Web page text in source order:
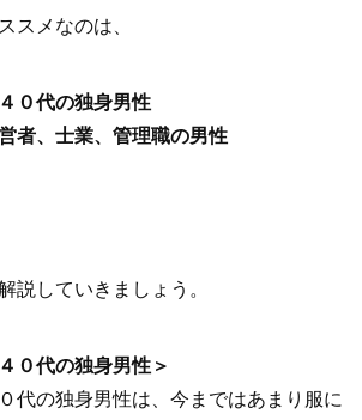
スメなのは、
０代の独身男性
者、士業、管理職の男性
説していきましょう。
０代の独身男性＞
代の独身男性は、今まではあまり服に